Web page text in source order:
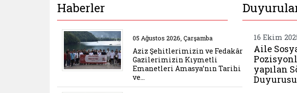
Haberler
Belgeyi aç: aziz sehitlerimizin ve
05 Ağustos 2026, Çarşamba
Aziz Şehitlerimizin ve Fedakâr
Gazilerimizin Kıymetli
Emanetleri Amasya’nın Tarihi
ve…
16 Ekim
Aile
yapılan
Duyurusu